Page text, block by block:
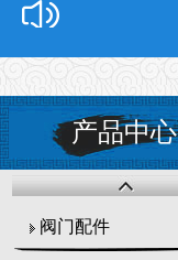
产品中心
阀门配件